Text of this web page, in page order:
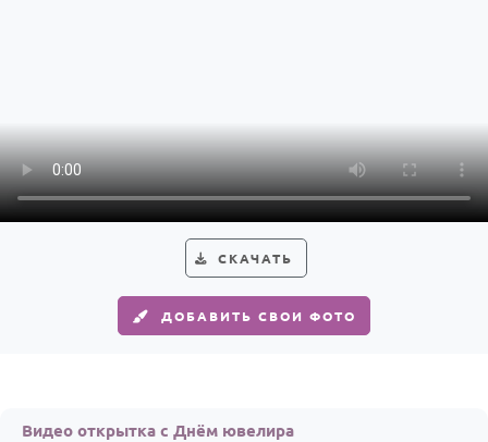
По именам
По годам
СКАЧАТЬ
ДОБАВИТЬ СВОИ ФОТО
Видео открытка с Днём ювелира